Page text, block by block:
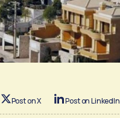
Post on X Post on LinkedIn